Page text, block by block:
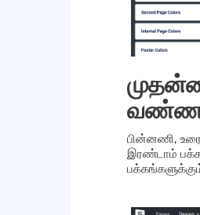
பின்னணி,
இரண்டாம்